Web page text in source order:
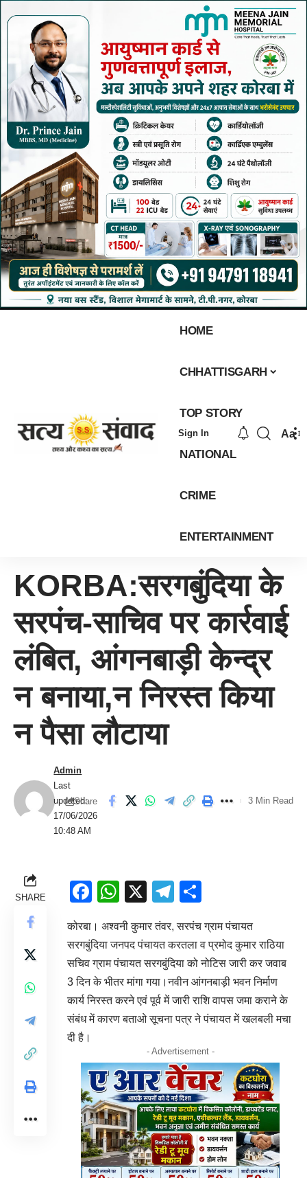
HOME
CHHATTISGARH
TOP STORY
NATIONAL
CRIME
ENTERTAINMENT
Sign In Aa
KORBA:सरगबुंदिया के
सरपंच-साचिव पर कार्रवाई
लंबित, आंगनबाड़ी केन्द्र
न बनाया,न निरस्त किया
न पैसा लौटाया
Last
updated:
17/06/2026
10:48 AM
Admin
Share 3 Min Read
SHARE Facebook
WhatsApp
X Telegram
कोरबा। अश्वनी कुमार तंवर, सरपंच ग्राम पंचायत
सरगबुंदिया जनपद पंचायत करतला व प्रमोद कुमार राठिया
सचिव ग्राम पंचायत सरगबुंदिया को नोटिस जारी कर जवाब
3 दिन के भीतर मांगा गया।नवीन आंगनबाड़ी भवन निर्माण
कार्य निरस्त करने एवं पूर्व में जारी राशि वापस जमा कराने के
संबंध में कारण बताओ सूचना पत्र ने पंचायत में खलबली मचा
दी है।
- Advertisement -